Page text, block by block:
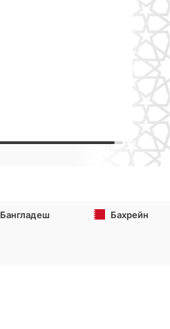
Бангладеш Бахрейн